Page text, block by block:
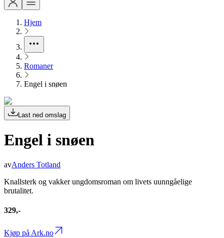
Hjem
Romaner
Engel i snøen
Last ned omslag
Engel i snøen
avAnders Totland
Knallsterk og vakker ungdomsroman om livets uunngåelige
brutalitet.
329,-
Kjøp på Ark.no